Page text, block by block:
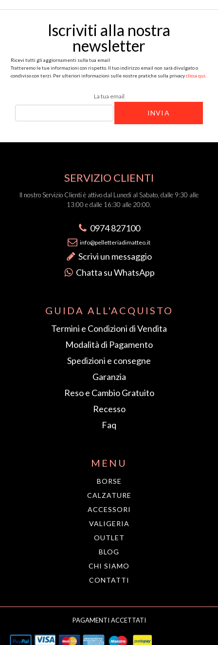
Iscriviti alla nostra newsletter
Ricevi tutti gli aggiornamenti sulla tua email
Tratteremo le tue informazioni con rispetto. Il tuo indirizzo email non sarà divulgato o condiviso
con terzi. Per ulteriori informazioni sulle nostre pratiche sulla privacy
Il nostro Servizio Clienti è attivo dal Lunedi al Sabato, dalle 9:30 alle
info@pelletteriadimatteo.it
Scrivi un messaggio
Chatta su WhatsApp
Termini e Condizioni di Vendita
Modalità di Pagamento
Spedizioni e consegne
Garanzia
Reso e Cambio Gratuito
Recesso
Faq
BORSE
CALZATURE
ACCESSORI
VALIGERIA
OUTLET
BLOG
CHI SIAMO
CONTATTI
PAGAMENTI ACCETTATI